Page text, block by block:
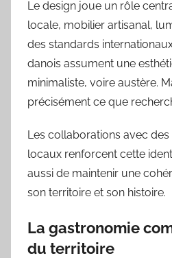
Le design joue un rôle
locale, mobilier artisanal,
des standards
danois assument une
minimaliste, voire austère.
précisément ce que
Les collaborations avec
locaux renforcent cette
aussi de maintenir une
son territoire et son histoire.
La gastronomie
du territoire